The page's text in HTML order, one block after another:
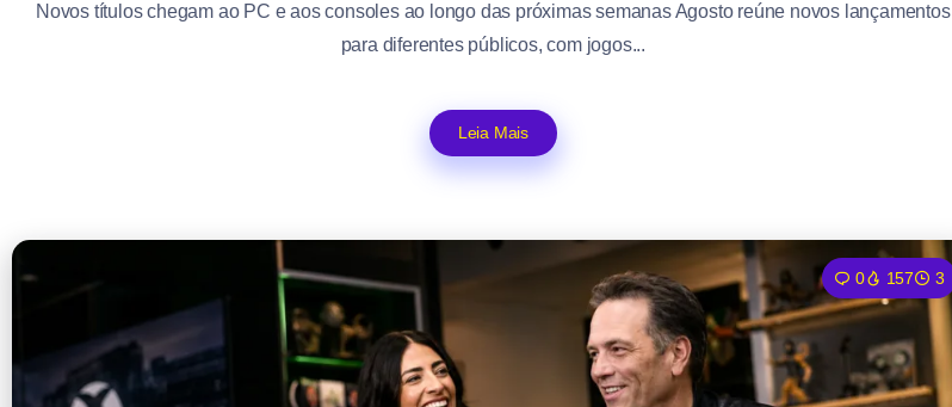
Novos títulos chegam ao PC e aos consoles ao longo das próximas semanas Agosto reúne novos lançamentos
para diferentes públicos, com jogos...
Leia Mais
0 157 3